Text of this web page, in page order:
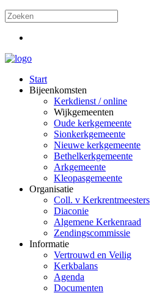
Start
Bijeenkomsten
Kerkdienst / online
Wijkgemeenten
Oude kerkgemeente
Sionkerkgemeente
Nieuwe kerkgemeente
Bethelkerkgemeente
Arkgemeente
Kleopasgemeente
Organisatie
Coll. v Kerkrentmeesters
Diaconie
Algemene Kerkenraad
Zendingscommissie
Informatie
Vertrouwd en Veilig
Kerkbalans
Agenda
Documenten